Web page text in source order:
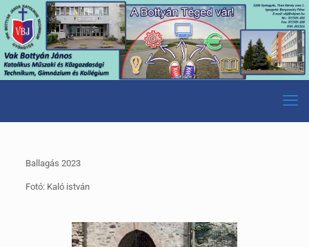
Ballagás 2023
Fotó: Kaló istván